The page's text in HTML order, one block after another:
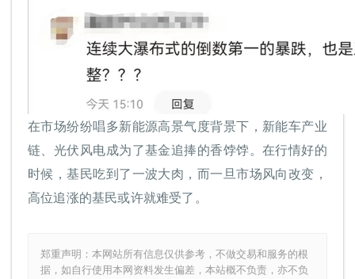
在市场纷纷唱多新能源高景气度背景下，新能车产业
链、光伏风电成为了基金追捧的香饽饽。在行情好的
时候，基民吃到了一波大肉，而一旦市场风向改变，
高位追涨的基民或许就难受了。
郑重声明：本网站所有信息仅供参考，不做交易和服务的根
据，如自行使用本网资料发生偏差，本站概不负责，亦不负